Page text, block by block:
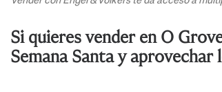
Si quieres vender en O
Semana Santa y aprovechar